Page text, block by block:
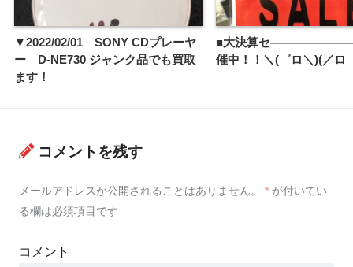
▼2022/02/01 SONY CDプレーヤ
ー D-NE730 ジャンク品でも買取
ます！
■大決算セ―――――――
催中！！＼(゜ロ＼)(／ロ
コメントを残す
メールアドレスが公開されることはありません。 * が付いてい
る欄は必須項目です
コメント